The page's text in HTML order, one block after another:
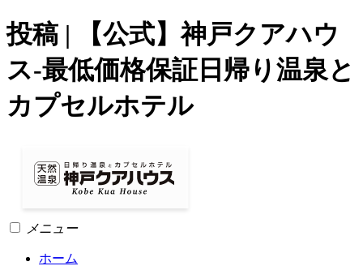
投稿 | 【公式】神戸クアハウ
ス-最低価格保証日帰り温泉と
カプセルホテル
メニュー
ホーム